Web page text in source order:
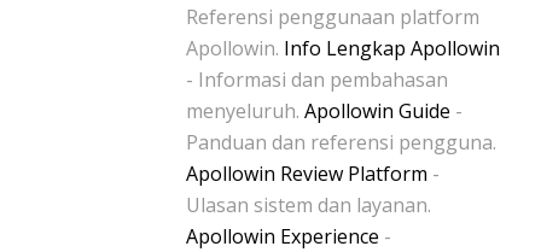
Referensi penggunaan platform
Apollowin. Info Lengkap Apollowin
- Informasi dan pembahasan
menyeluruh. Apollowin Guide -
Panduan dan referensi pengguna.
Apollowin Review Platform -
Ulasan sistem dan layanan.
Apollowin Experience -